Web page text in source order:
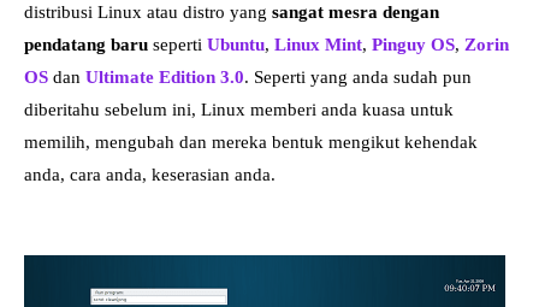
distribusi Linux atau distro yang sangat mesra dengan
pendatang baru seperti Ubuntu, Linux Mint, Pinguy OS, Zorin
OS dan Ultimate Edition 3.0. Seperti yang anda sudah pun
diberitahu sebelum ini, Linux memberi anda kuasa untuk
memilih, mengubah dan mereka bentuk mengikut kehendak
anda, cara anda, keserasian anda.